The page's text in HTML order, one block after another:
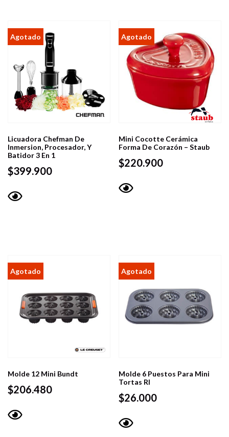
Licuadora Chefman De
Inmersion, Procesador, Y
Batidor 3 En 1
$399.900
Mini Cocotte Cerámica
Forma De Corazón – Staub
$220.900
Molde 12 Mini Bundt
$206.480
Molde 6 Puestos Para Mini
Tortas Rl
$26.000